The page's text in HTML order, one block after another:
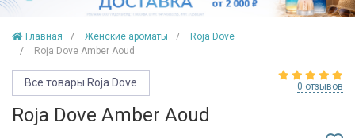
Главная Женские ароматы
Roja Dove
Roja Dove Amber Aoud
Все товары Roja Dove 0 отзывов
Roja Dove Amber Aoud